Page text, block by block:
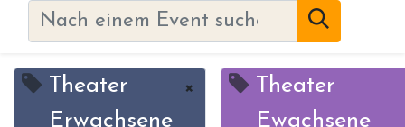
Theater
Erwachsene
×
Theater
Ewachsene